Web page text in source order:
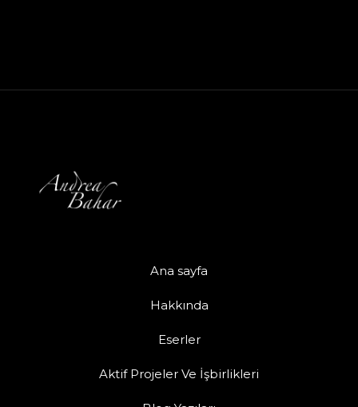
Ana sayfa
Hakkında
Eserler
Aktif Projeler Ve İşbirlikleri